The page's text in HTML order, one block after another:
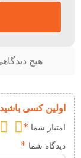
هیچ
اولین کسی
امتیاز شما *
دیدگاه شما *